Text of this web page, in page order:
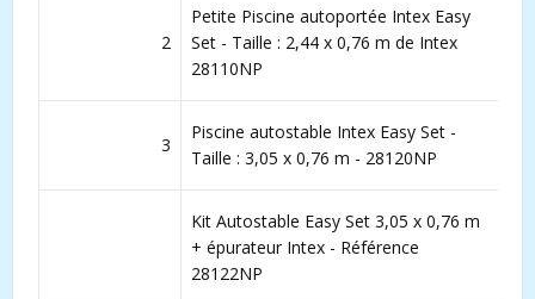
2
Petite Piscine autoportée Intex Easy
Set - Taille : 2,44 x 0,76 m de Intex
28110NP
3
Piscine autostable Intex Easy Set -
Taille : 3,05 x 0,76 m - 28120NP
Kit Autostable Easy Set 3,05 x 0,76 m
+ épurateur Intex - Référence
28122NP